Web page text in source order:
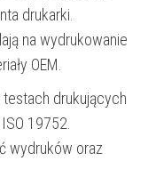
drukarki.
na wydrukowanie
OEM.
drukujących
19752.
wydruków oraz